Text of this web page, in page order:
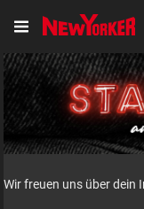
Wir freuen uns über dein